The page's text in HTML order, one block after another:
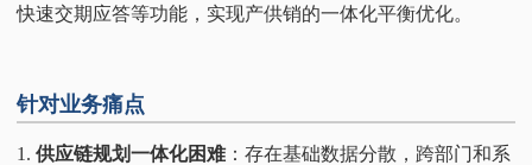
快速交期应答等功能，实现产供销的一体化平衡优化。
针对业务痛点
1. 供应链规划一体化困难：存在基础数据分散，跨部门和系